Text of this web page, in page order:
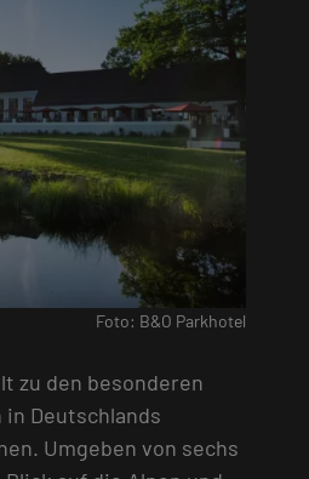
Foto: B&O Parkhotel
zu den besonderen
Deutschlands
Umgeben von sechs